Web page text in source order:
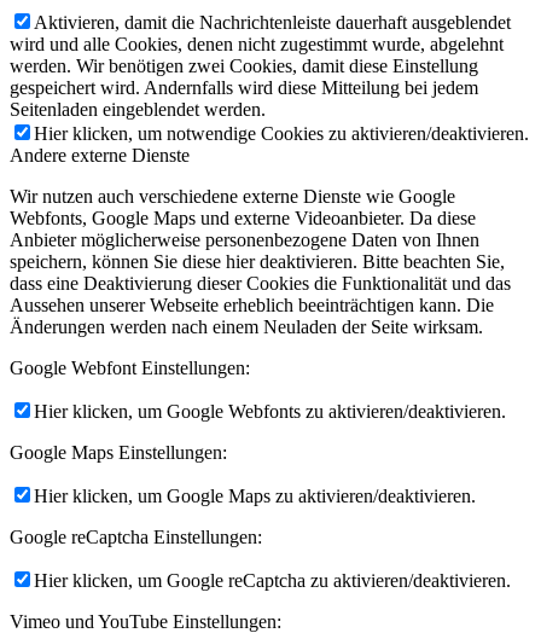
Aktivieren, damit die Nachrichtenleiste dauerhaft ausgeblendet
wird und alle Cookies, denen nicht zugestimmt wurde, abgelehnt
werden. Wir benötigen zwei Cookies, damit diese Einstellung
gespeichert wird. Andernfalls wird diese Mitteilung bei jedem
Seitenladen eingeblendet werden.
Hier klicken, um notwendige Cookies zu aktivieren/deaktivieren.
Andere externe Dienste
Wir nutzen auch verschiedene externe Dienste wie Google
Webfonts, Google Maps und externe Videoanbieter. Da diese
Anbieter möglicherweise personenbezogene Daten von Ihnen
speichern, können Sie diese hier deaktivieren. Bitte beachten Sie,
dass eine Deaktivierung dieser Cookies die Funktionalität und das
Aussehen unserer Webseite erheblich beeinträchtigen kann. Die
Änderungen werden nach einem Neuladen der Seite wirksam.
Google Webfont Einstellungen:
Hier klicken, um Google Webfonts zu aktivieren/deaktivieren.
Google Maps Einstellungen:
Hier klicken, um Google Maps zu aktivieren/deaktivieren.
Google reCaptcha Einstellungen:
Hier klicken, um Google reCaptcha zu aktivieren/deaktivieren.
Vimeo und YouTube Einstellungen: